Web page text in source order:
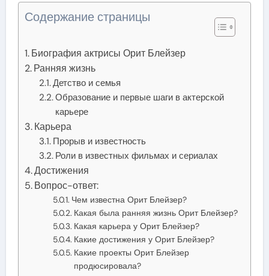
Содержание страницы
Биография актрисы Орит Блейзер
Ранняя жизнь
Детство и семья
Образование и первые шаги в актерской
карьере
Карьера
Прорыв и известность
Роли в известных фильмах и сериалах
Достижения
Вопрос-ответ:
Чем известна Орит Блейзер?
Какая была ранняя жизнь Орит Блейзер?
Какая карьера у Орит Блейзер?
Какие достижения у Орит Блейзер?
Какие проекты Орит Блейзер
продюсировала?